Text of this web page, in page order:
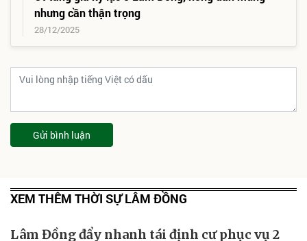
nhưng cần thận trọng
28/12/2025
Gửi bình luận
XEM THÊM THỜI SỰ LÂM ĐỒNG
Lâm Đồng đẩy nhanh tái định cư phục vụ 2